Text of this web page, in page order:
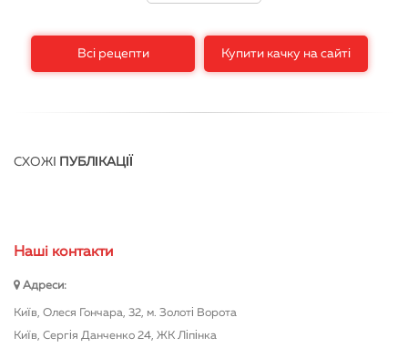
Всі рецепти Купити качку на сайті
СХОЖІ ПУБЛІКАЦІЇ
Нашi контакти
Адреси:
Київ, Олеся Гончара, 32, м. Золоті Ворота
Київ, Сергія Данченко 24, ЖК Ліпінка